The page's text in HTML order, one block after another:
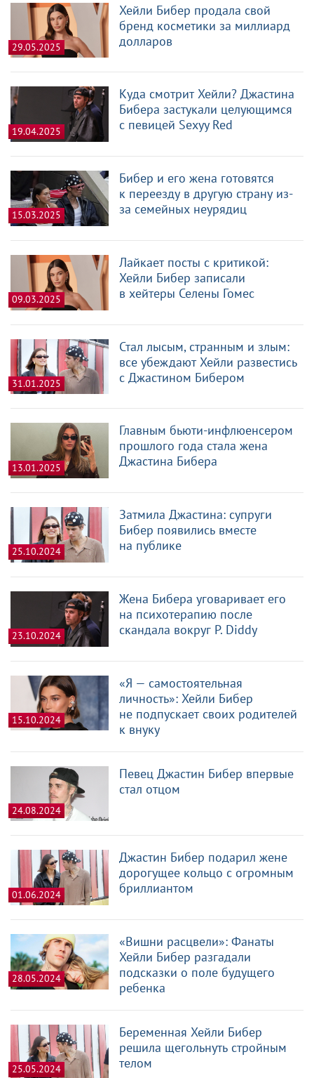
29.05.2025
Хейли Бибер продала свой
бренд косметики за миллиард
долларов
19.04.2025
Куда смотрит Хейли? Джастина
Бибера застукали целующимся
с певицей Sexyy Red
15.03.2025
Бибер и его жена готовятся
к переезду в другую страну из-
за семейных неурядиц
09.03.2025
Лайкает посты с критикой:
Хейли Бибер записали
в хейтеры Селены Гомес
31.01.2025
Стал лысым, странным и злым:
все убеждают Хейли развестись
с Джастином Бибером
13.01.2025
Главным бьюти-инфлюенсером
прошлого года стала жена
Джастина Бибера
25.10.2024
Затмила Джастина: супруги
Бибер появились вместе
на публике
23.10.2024
Жена Бибера уговаривает его
на психотерапию после
скандала вокруг P. Diddy
15.10.2024
«Я — самостоятельная
личность»: Хейли Бибер
не подпускает своих родителей
к внуку
24.08.2024
Певец Джастин Бибер впервые
стал отцом
01.06.2024
Джастин Бибер подарил жене
дорогущее кольцо с огромным
бриллиантом
28.05.2024
«Вишни расцвели»: Фанаты
Хейли Бибер разгадали
подсказки о поле будущего
ребенка
25.05.2024
Беременная Хейли Бибер
решила щегольнуть стройным
телом